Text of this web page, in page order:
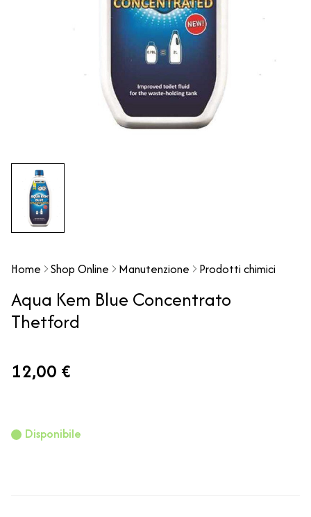
Home Shop Online Manutenzione Prodotti chimici
Aqua Kem Blue Concentrato
Thetford
12,00 €
Disponibile